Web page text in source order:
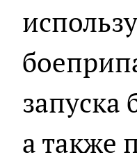
запуска
а также